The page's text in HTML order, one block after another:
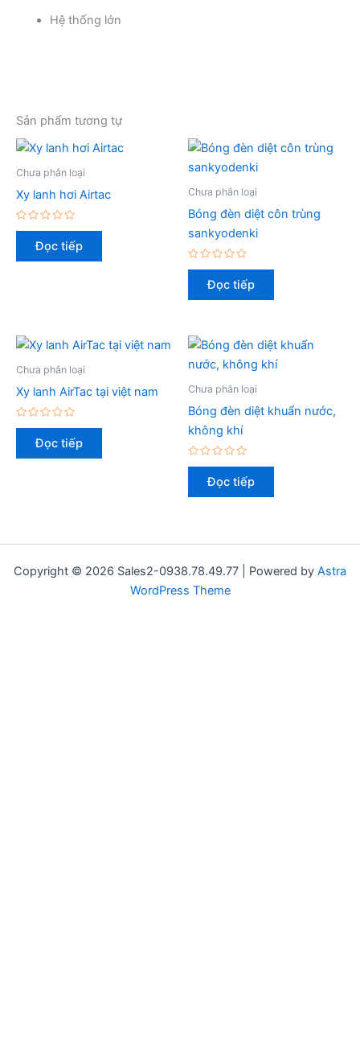
Hệ thống lớn
Sản phẩm tương tự
Chưa phân loại
Xy lanh hơi Airtac
Được
xếp
hạngĐọc tiếp
Chưa phân loại
Bóng đèn diệt côn trùng
sankyodenki
Được
xếp
hạngĐọc tiếp
Chưa phân loại
Xy lanh AirTac tại việt nam
Được
xếp
hạngĐọc tiếp
Chưa phân loại
Bóng đèn diệt khuẩn nước,
không khí
Được
xếp
hạngĐọc tiếp
Copyright © 2026 Sales2-0938.78.49.77 | Powered by Astra
WordPress Theme